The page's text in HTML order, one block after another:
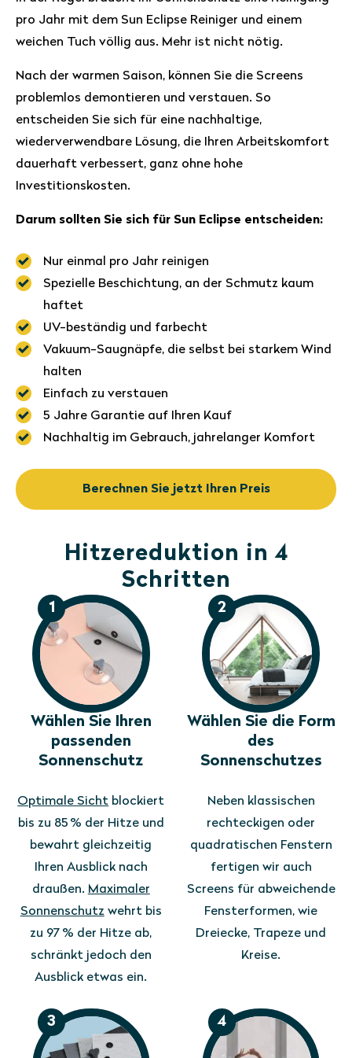
pro Jahr mit dem Sun Eclipse Reiniger und einem
weichen Tuch völlig aus. Mehr ist nicht nötig.
Nach der warmen Saison, können Sie die Screens
problemlos demontieren und verstauen. So
entscheiden Sie sich für eine nachhaltige,
wiederverwendbare Lösung, die Ihren Arbeitskomfort
dauerhaft verbessert, ganz ohne hohe
Investitionskosten.
Darum sollten Sie sich für Sun Eclipse entscheiden:
Nur einmal pro Jahr reinigen
Spezielle Beschichtung, an der Schmutz kaum
haftet
UV-beständig und farbecht
Vakuum-Saugnäpfe, die selbst bei starkem Wind
halten
Einfach zu verstauen
5 Jahre Garantie auf Ihren Kauf
Nachhaltig im Gebrauch, jahrelanger Komfort
Berechnen Sie jetzt Ihren Preis
Hitzereduktion in 4
Schritten
1
Wählen Sie Ihren
passenden
Sonnenschutz
Optimale Sicht blockiert
bis zu 85 % der Hitze und
bewahrt gleichzeitig
Ihren Ausblick nach
draußen. Maximaler
Sonnenschutz wehrt bis
zu 97 % der Hitze ab,
schränkt jedoch den
Ausblick etwas ein.
2
Wählen Sie die Form
des
Sonnenschutzes
Neben klassischen
rechteckigen oder
quadratischen Fenstern
fertigen wir auch
Screens für abweichende
Fensterformen, wie
Dreiecke, Trapeze und
Kreise.
3 4